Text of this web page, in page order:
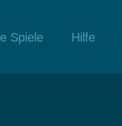
Spiele Hilfe